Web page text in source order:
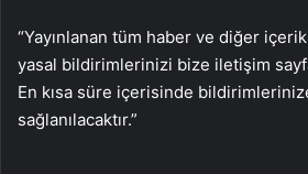
“Yayınlanan tüm haber ve diğer
yasal bildirimlerinizi bize iletişim
En kısa süre içerisinde
sağlanılacaktır.”